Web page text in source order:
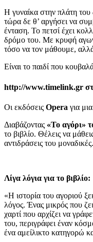
Η γυναίκα στην πλάτη του
τώρα δε θ’ αργήσει να
ένταση. Το πετσί έχει
δρόμο του. Με κρυφή
τόσο να τον μάθουμε,
Είναι το παιδί που
http://www.timelink.gr
Οι εκδόσεις Opera για
Διαβάζοντας «Το αγόρι»
το βιβλίο. Θέλεις να
αντιδράσεις του μοναδικές.
Λίγα λόγια για το βιβλίο:
«Η ιστορία του αγοριού
λόγος. Ένας μικρός που
χαρτί που αρχίζει να
του, περιγράφει έναν
ένα αμείλικτο κατηγορώ